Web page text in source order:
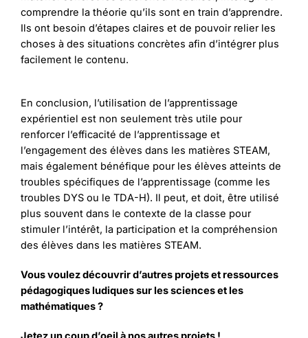
comprendre la théorie qu’ils sont en train d’apprendre.
Ils ont besoin d’étapes claires et de pouvoir relier les
choses à des situations concrètes afin d’intégrer plus
facilement le contenu.
En conclusion, l’utilisation de l’apprentissage
expérientiel est non seulement très utile pour
renforcer l’efficacité de l’apprentissage et
l’engagement des élèves dans les matières STEAM,
mais également bénéfique pour les élèves atteints de
troubles spécifiques de l’apprentissage (comme les
troubles DYS ou le TDA-H). Il peut, et doit, être utilisé
plus souvent dans le contexte de la classe pour
stimuler l’intérêt, la participation et la compréhension
des élèves dans les matières STEAM.
Vous voulez découvrir d’autres projets et ressources
pédagogiques ludiques sur les sciences et les
mathématiques ?